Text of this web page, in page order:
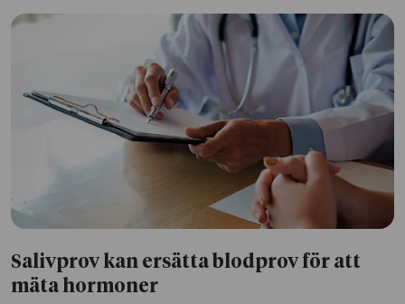
Salivprov kan ersätta blodprov för att
mäta hormoner